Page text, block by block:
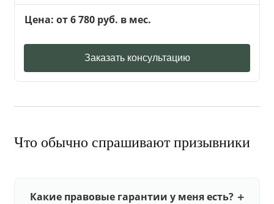
Цена: от 6 780 руб. в мес.
Заказать консультацию
Что обычно спрашивают призывники
Какие правовые гарантии у меня есть?